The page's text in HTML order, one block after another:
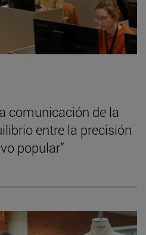
comunicación de la
entre la precisión
popular”